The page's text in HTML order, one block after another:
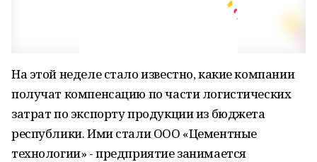
На этой неделе стало известно, какие компании
получат компенсацию по части логистических
затрат по экспорту продукции из бюджета
республики. Ими стали ООО «Цементные
технологии» - предприятие занимается